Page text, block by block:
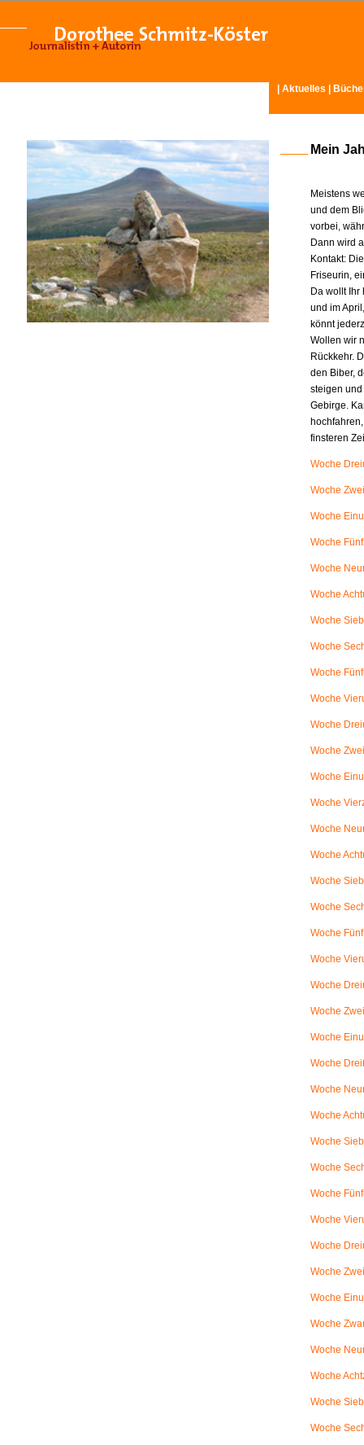
Aktuelles
Mein
Meistens
und dem
vorbei,
Dann wird
Kontakt:
Friseurin,
Da wollt
und im
könnt
Wollen wir
Rückkehr.
den Biber,
steigen
Gebirge.
finsteren
Woche
Woche
Woche
Woche
Woche
Woche
Woche
Woche
Woche
Woche
Woche
Woche
Woche
Woche
Woche
Woche
Woche
Woche
Woche
Woche
Woche
Woche
Woche
Woche
Woche
Woche
Woche
Woche
Woche
Woche
Woche
Woche
Woche
Woche
Woche
Woche
Woche
Woche